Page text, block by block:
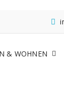
& WOHNEN